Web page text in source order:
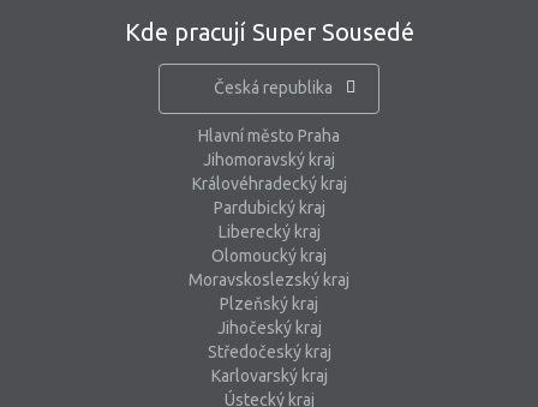
Kde pracují Super Sousedé
Česká republika
Hlavní město Praha
Jihomoravský kraj
Královéhradecký kraj
Pardubický kraj
Liberecký kraj
Olomoucký kraj
Moravskoslezský kraj
Plzeňský kraj
Jihočeský kraj
Středočeský kraj
Karlovarský kraj
Ústecký kraj